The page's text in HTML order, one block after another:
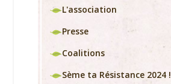
L'association
Presse
Coalitions
Sème ta Résistance 2024 !